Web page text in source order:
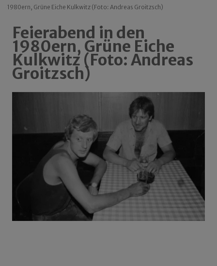
1980ern, Grüne Eiche Kulkwitz (Foto: Andreas Groitzsch)
Feierabend in den
1980ern, Grüne Eiche
Kulkwitz (Foto: Andreas
Groitzsch)